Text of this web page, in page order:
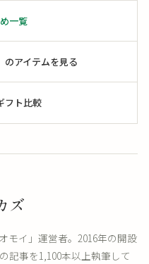
一覧
のアイテムを見る
フト比較
ズ
モイ」運営者。2016年の開設
記事を1,100本以上執筆して